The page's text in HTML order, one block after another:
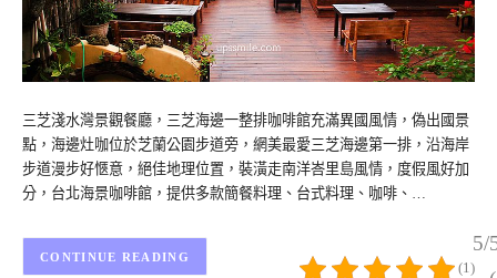
三芝淺水灣景觀餐廳，三芝海邊一整排咖啡館充滿異國風情，偽出國景
點，海邊灶咖位於芝蘭公園步道旁，網美最愛三芝海邊第一排，沿海岸
步道漫步好愜意，絕佳地理位置，裝潢走南洋峇里島風情，度假風好加
分，台北海景咖啡館，提供多款簡餐料理、台式料理、咖啡、…
5/
(1)
CONTINUE READING